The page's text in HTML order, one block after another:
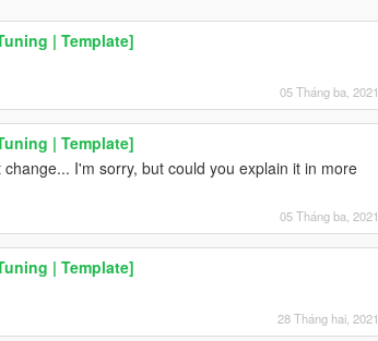
| Template]
05 Tháng ba, 2021
| Template]
I'm sorry, but could you explain it in more
05 Tháng ba, 2021
| Template]
28 Tháng hai, 2021